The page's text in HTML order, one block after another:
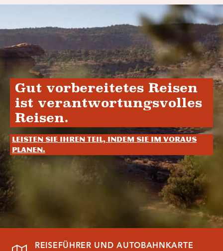
Gut vorbereitetes Reisen
ist verantwortungsvolles
Reisen.
Leisten Sie Ihren Teil, indem Sie im Voraus
planen.
REISEFÜHRER UND AUTOBAHNKARTE